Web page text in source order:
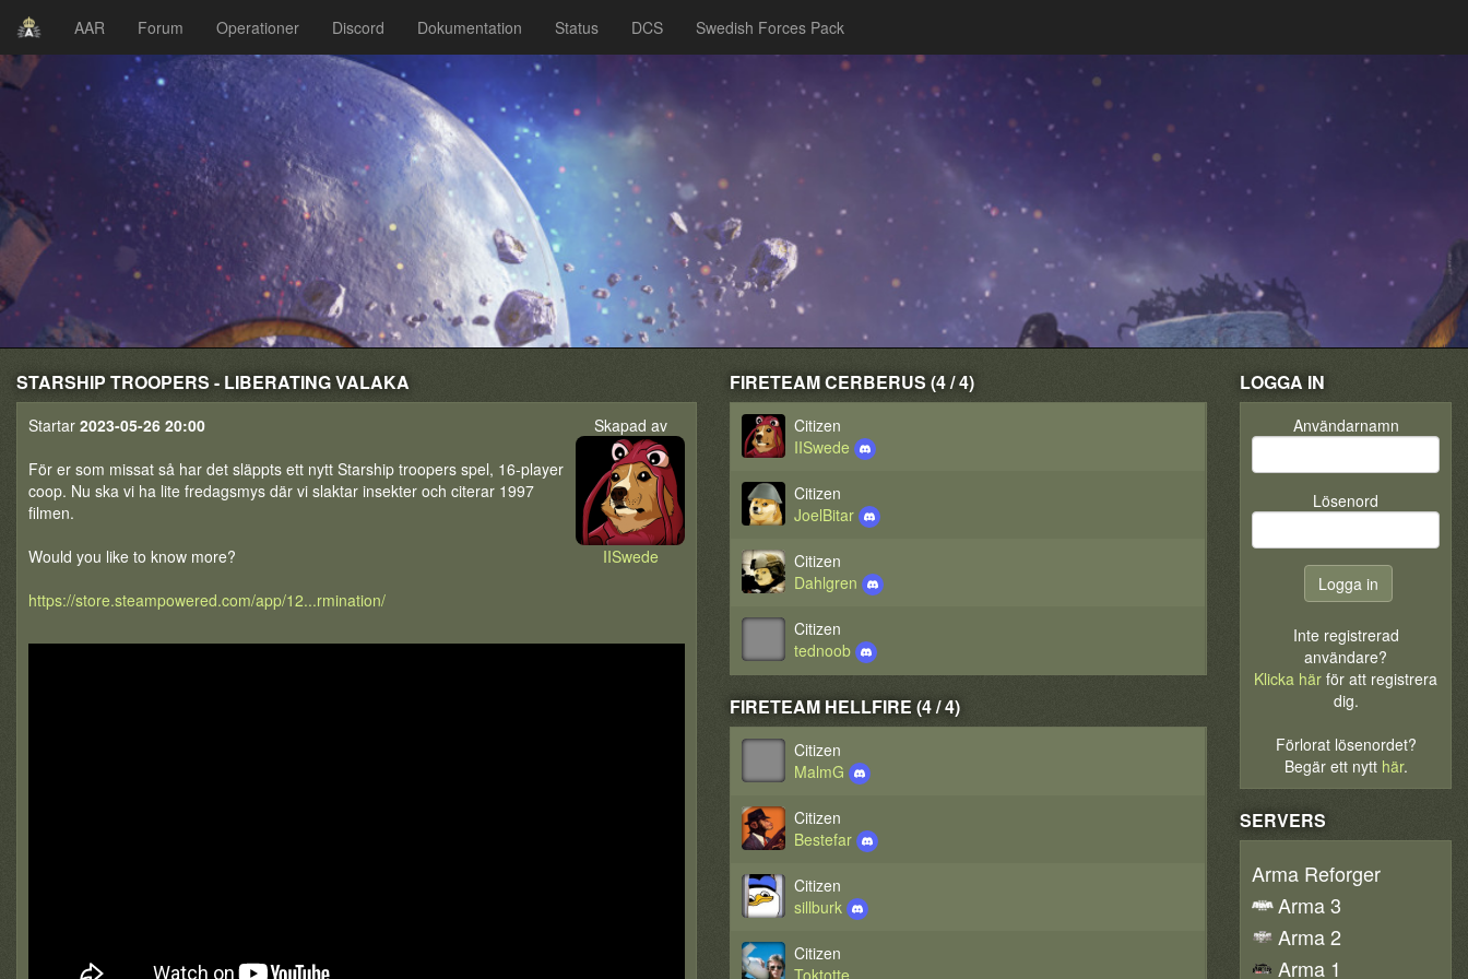
AAR Forum Operationer Discord Dokumentation Status DCS Swedish Forces Pack
STARSHIP TROOPERS - LIBERATING VALAKA
Skapad av
IISwede
Startar 2023-05-26 20:00
För er som missat så har det släppts ett nytt Starship troopers spel, 16-player
coop. Nu ska vi ha lite fredagsmys där vi slaktar insekter och citerar 1997
filmen.
Would you like to know more?
https://store.steampowered.com/app/12...rmination/
FIRETEAM CERBERUS (4 / 4)
Citizen
IISwede
Citizen
JoelBitar
Citizen
Dahlgren
Citizen
tednoob
FIRETEAM HELLFIRE (4 / 4)
Citizen
MalmG
Citizen
Bestefar
Citizen
sillburk
Citizen
Toktotte
LOGGA IN
Användarnamn
Lösenord
Inte registrerad
användare?
Klicka här för att registrera
dig.
Förlorat lösenordet?
Begär ett nytt här.
SERVERS
Arma Reforger
Arma 3
Arma 2
Arma 1